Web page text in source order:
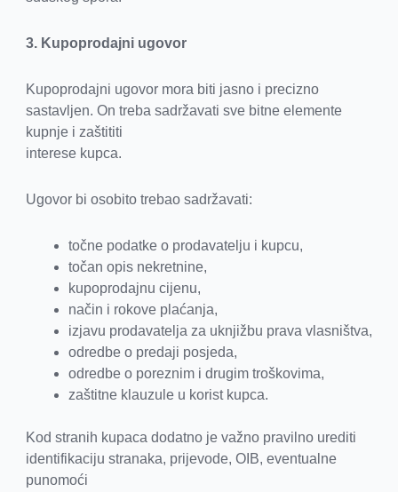
3. Kupoprodajni ugovor
Kupoprodajni ugovor mora biti jasno i precizno
sastavljen. On treba sadržavati sve bitne elemente
kupnje i zaštititi
interese kupca.
Ugovor bi osobito trebao sadržavati:
točne podatke o prodavatelju i kupcu,
točan opis nekretnine,
kupoprodajnu cijenu,
način i rokove plaćanja,
izjavu prodavatelja za uknjižbu prava vlasništva,
odredbe o predaji posjeda,
odredbe o poreznim i drugim troškovima,
zaštitne klauzule u korist kupca.
Kod stranih kupaca dodatno je važno pravilno urediti
identifikaciju stranaka, prijevode, OIB, eventualne
punomoći